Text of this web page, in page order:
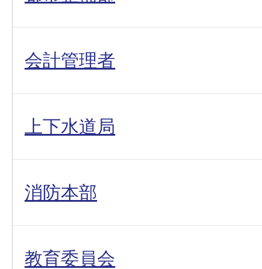
会計管理者
上下水道局
消防本部
教育委員会